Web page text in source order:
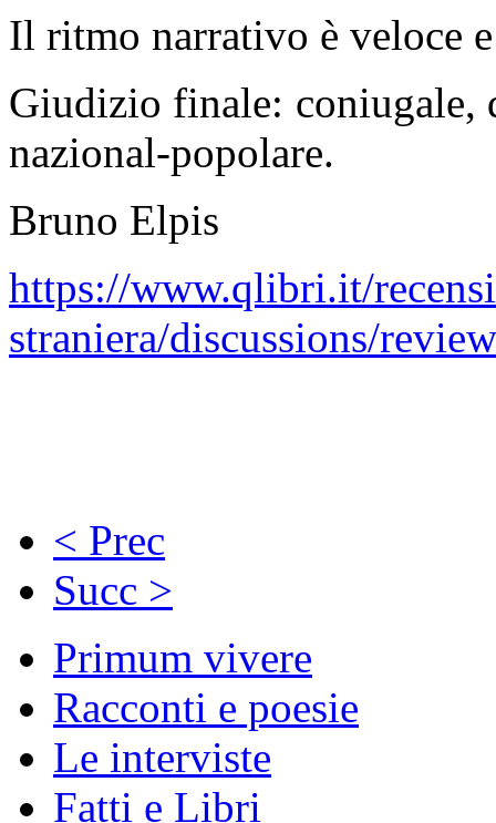
Il ritmo narrativo è veloce
Giudizio finale: coniugale,
nazional-popolare.
Bruno Elpis
https://www.qlibri.it/
straniera/discussions/
< Prec
Succ >
Primum vivere
Racconti e poesie
Le interviste
Fatti e Libri